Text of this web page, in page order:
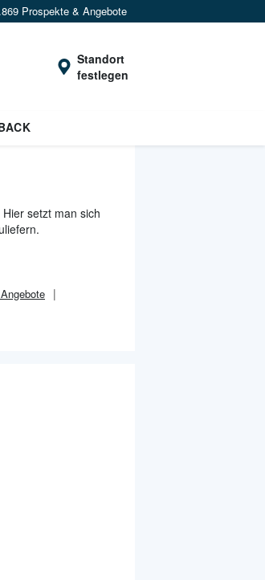
Prospekte & Angebote
Standort
festlegen
setzt man sich